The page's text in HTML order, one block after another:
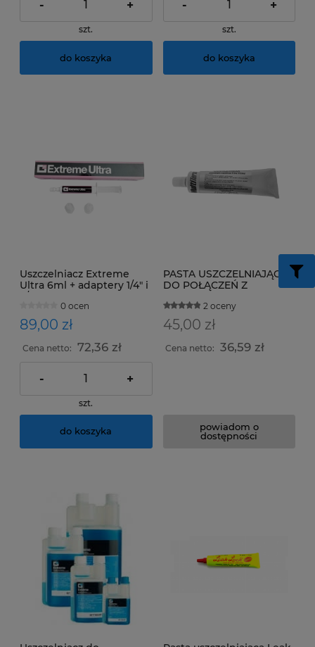
- +
szt.
do koszyka
- +
szt.
do koszyka
Uszczelniacz Extreme
Ultra 6ml + adaptery 1/4" i
0 ocen
89,00 zł
Cena netto: 72,36 zł
- +
szt.
do koszyka
PASTA USZCZELNIAJĄCA
DO POŁĄCZEŃ Z
CZYNNIKAMI R134a Leak
LOCK PASTE 40ml
2 oceny
45,00 zł
Cena netto: 36,59 zł
powiadom o
dostępności